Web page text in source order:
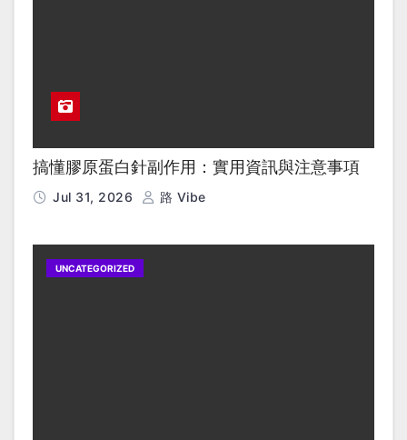
搞懂膠原蛋白針副作用：實用資訊與注意事項
Jul 31, 2026 路 Vibe
UNCATEGORIZED